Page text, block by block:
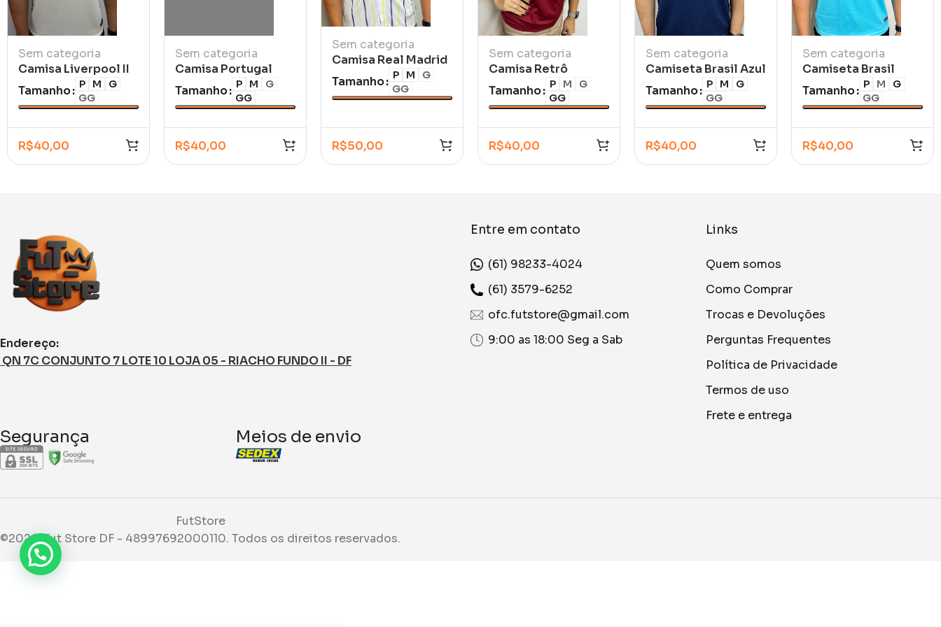
Sem categoria
Camisa Liverpool II
2021/22
Tamanho P M
G
GG
R$40,00
Sem categoria
Camisa Portugal
Vermelha 2025/26
Tamanho P M
G
GG
R$40,00
Sem categoria
Camisa Real Madrid
Us Pack Baseball
Branca Com Botões
Tamanho P M
G
GG
R$50,00
Sem categoria
Camisa Retrô
Corinthians III – São
Jorge 11/12 Feminina
Tamanho P M
G
GG
R$40,00
Sem categoria
Camiseta Brasil Azul
Marinho Casual
Tamanho P M
G
GG
R$40,00
Sem categoria
Camiseta Brasil
Polo Azul
Tamanho P M
G
GG
R$40,00
Endereço:
QN 7C CONJUNTO 7 LOTE 10 LOJA 05 - RIACHO FUNDO II - DF
Entre em contato
(61) 98233-4024
(61) 3579-6252
ofc.futstore@gmail.com
9:00 as 18:00 Seg a Sab
Links
Quem somos
Como Comprar
Trocas e Devoluções
Perguntas Frequentes
Política de Privacidade
Termos de uso
Frete e entrega
Segurança Meios de envio
FutStore
©2026. Fut Store DF - 48997692000110. Todos os direitos reservados.